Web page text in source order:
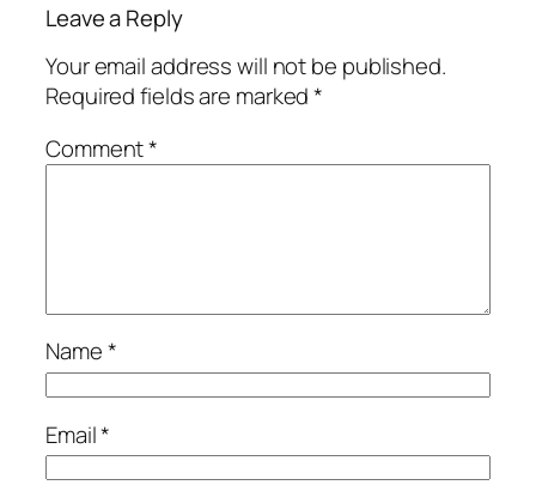
Leave a Reply
Your email address will not be published.
Required fields are marked*
Comment*
Name*
Email*